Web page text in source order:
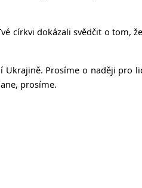
církvi dokázali svědčit o tom,
Prosíme o naději pro
prosíme.